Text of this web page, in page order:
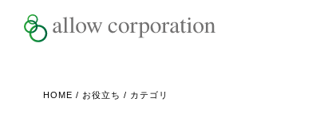
HOME / お役立ち / カテゴリ